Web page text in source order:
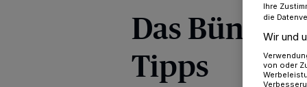
Das
Tipps
Ihre
die
Wir und
von oder